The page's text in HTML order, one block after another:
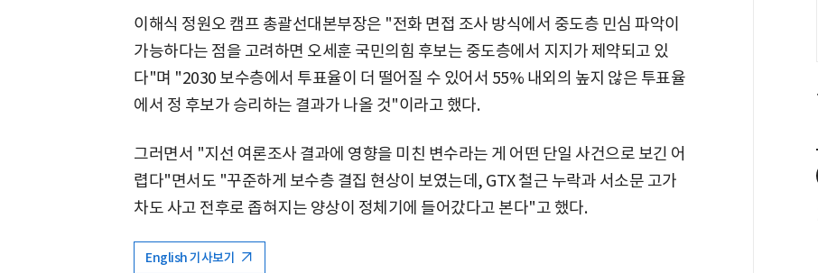
이해식 정원오 캠프 총괄선대본부장은 "전화 면접 조사 방식에서 중도층 민심 파악이
가능하다는 점을 고려하면 오세훈 국민의힘 후보는 중도층에서 지지가 제약되고 있
다"며 "2030 보수층에서 투표율이 더 떨어질 수 있어서 55% 내외의 높지 않은 투표율
에서 정 후보가 승리하는 결과가 나올 것"이라고 했다.
그러면서 "지선 여론조사 결과에 영향을 미친 변수라는 게 어떤 단일 사건으로 보긴 어
렵다"면서도 "꾸준하게 보수층 결집 현상이 보였는데, GTX 철근 누락과 서소문 고가
차도 사고 전후로 좁혀지는 양상이 정체기에 들어갔다고 본다"고 했다.
English 기사보기